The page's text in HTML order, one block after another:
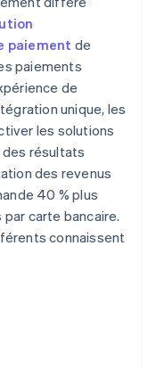
paiement de
paiements
de
unique, les
les solutions
des résultats
des revenus
40 % plus
carte bancaire.
connaissent